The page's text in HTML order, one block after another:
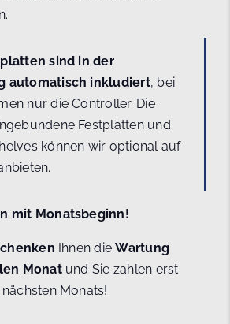
sind in der
automatisch inkludiert, bei
nur die Controller. Die
Festplatten und
können wir optional auf
mit Monatsbeginn!
Ihnen dieWartung
Monat und Sie zahlen erst
Monats!